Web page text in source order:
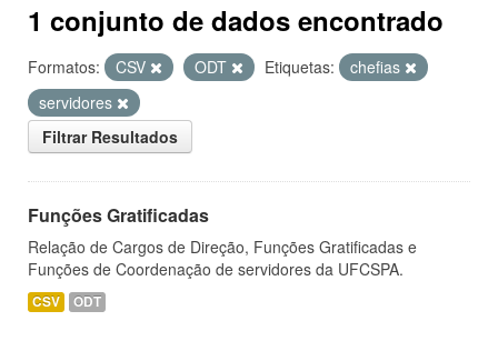
1 conjunto de dados encontrado
Formatos: CSV ODT Etiquetas:
chefias
servidores
Filtrar Resultados
Funções Gratificadas
Relação de Cargos de Direção, Funções Gratificadas e
Funções de Coordenação de servidores da UFCSPA.
CSV ODT